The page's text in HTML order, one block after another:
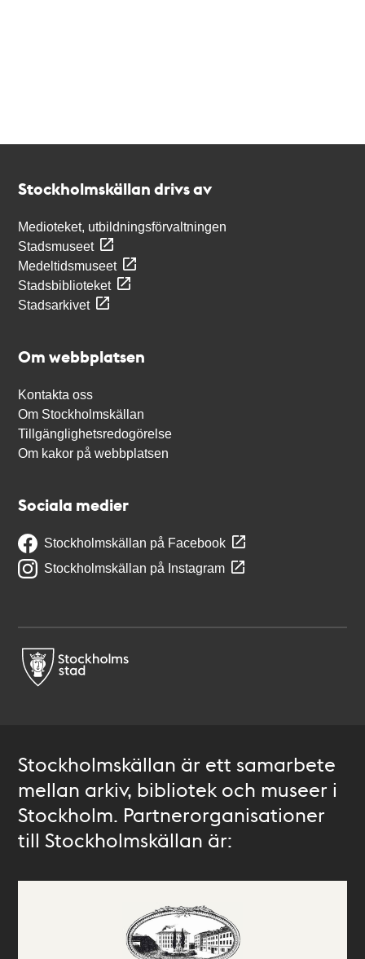
Stockholmskällan drivs av
Medioteket, utbildningsförvaltningen
Stadsmuseet
Medeltidsmuseet
Stadsbiblioteket
Stadsarkivet
Om webbplatsen
Kontakta oss
Om Stockholmskällan
Tillgänglighetsredogörelse
Om kakor på webbplatsen
Sociala medier
Stockholmskällan på Facebook
Stockholmskällan på Instagram
Stockholmskällan är ett samarbete
mellan arkiv, bibliotek och museer i
Stockholm. Partnerorganisationer
till Stockholmskällan är: